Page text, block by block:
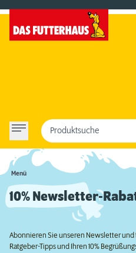
Menü
Produktsuche
10% Newsletter-
Abonnieren Sie unseren Newsletter
Ratgeber-Tipps und Ihren 10%